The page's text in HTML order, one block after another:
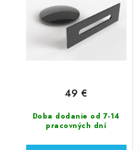
Doba dodanie od 7-14
pracovných dní
49 €